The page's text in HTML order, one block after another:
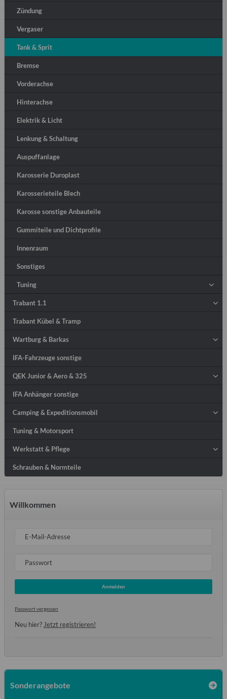
Zündung
Vergaser
Tank & Sprit
Bremse
Vorderachse
Hinterachse
Elektrik & Licht
Lenkung & Schaltung
Auspuffanlage
Karosserie Duroplast
Karosserieteile Blech
Karosse sonstige Anbauteile
Gummiteile und Dichtprofile
Innenraum
Sonstiges
Tuning
Trabant 1.1
Trabant Kübel & Tramp
Wartburg & Barkas
IFA-Fahrzeuge sonstige
QEK Junior & Aero & 325
IFA Anhänger sonstige
Camping & Expeditionsmobil
Tuning & Motorsport
Werkstatt & Pflege
Schrauben & Normteile
Willkommen
E-Mail-Adresse
Passwort
Anmelden
Passwort vergessen
Neu hier? Jetzt registrieren!
Sonderangebote